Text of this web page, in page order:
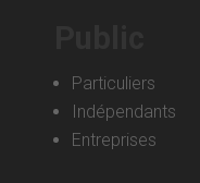
Particuliers
Indépendants
Entreprises